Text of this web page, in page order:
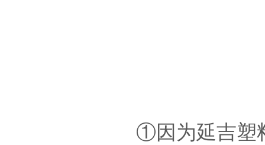
①因为延吉塑